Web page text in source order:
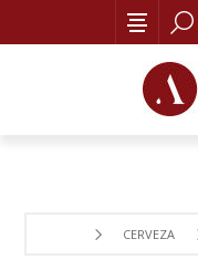
CERVEZA